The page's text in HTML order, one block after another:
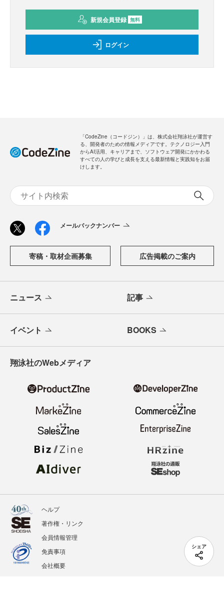
シェア
新規会員登録 無料
ログイン
「CodeZine（コードジン）」は、株式会社翔泳社が運営す
る、開発者のための情報メディアです。テクノロジー入門
からAI活用、キャリアまで、ソフトウェア開発にかかわる
すべての人の学びと成長を支える最新情報と実践知をお届
けします。
メールバックナンバー
寄稿・取材企画募集 広告掲載のご案内
ニュース 記事
イベント BOOKS
翔泳社のWebメディア
ヘルプ
著作権・リンク
会員情報管理
免責事項
会社概要